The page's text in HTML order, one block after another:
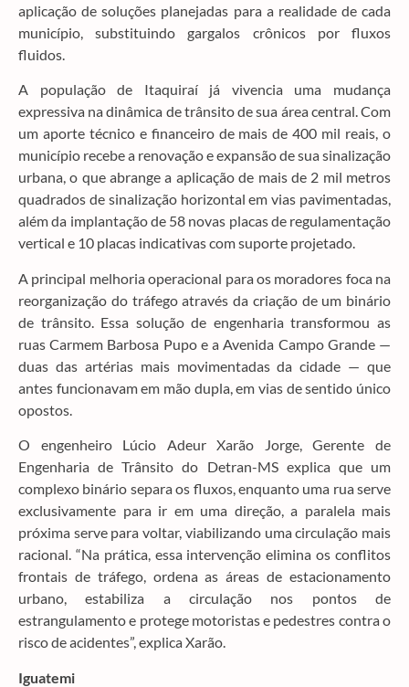
aplicação de soluções planejadas para a realidade de cada
município, substituindo gargalos crônicos por fluxos
fluidos.
A população de Itaquiraí já vivencia uma mudança
expressiva na dinâmica de trânsito de sua área central. Com
um aporte técnico e financeiro de mais de 400 mil reais, o
município recebe a renovação e expansão de sua sinalização
urbana, o que abrange a aplicação de mais de 2 mil metros
quadrados de sinalização horizontal em vias pavimentadas,
além da implantação de 58 novas placas de regulamentação
vertical e 10 placas indicativas com suporte projetado.
A principal melhoria operacional para os moradores foca na
reorganização do tráfego através da criação de um binário
de trânsito. Essa solução de engenharia transformou as
ruas Carmem Barbosa Pupo e a Avenida Campo Grande —
duas das artérias mais movimentadas da cidade — que
antes funcionavam em mão dupla, em vias de sentido único
opostos.
O engenheiro Lúcio Adeur Xarão Jorge, Gerente de
Engenharia de Trânsito do Detran-MS explica que um
complexo binário separa os fluxos, enquanto uma rua serve
exclusivamente para ir em uma direção, a paralela mais
próxima serve para voltar, viabilizando uma circulação mais
racional. “Na prática, essa intervenção elimina os conflitos
frontais de tráfego, ordena as áreas de estacionamento
urbano, estabiliza a circulação nos pontos de
estrangulamento e protege motoristas e pedestres contra o
risco de acidentes”, explica Xarão.
Iguatemi